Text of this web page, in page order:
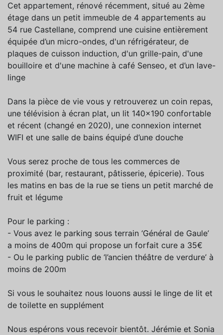
Cet appartement, rénové récemment, situé au 2ème
étage dans un petit immeuble de 4 appartements au
54 rue Castellane, comprend une cuisine entièrement
équipée d’un micro-ondes, d'un réfrigérateur, de
plaques de cuisson induction, d'un grille-pain, d'une
bouilloire et d'une machine à café Senseo, et d’un lave-
linge
Dans la pièce de vie vous y retrouverez un coin repas,
une télévision à écran plat, un lit 140x190 confortable
et récent (changé en 2020), une connexion internet
WIFI et une salle de bains équipé d’une douche
Vous serez proche de tous les commerces de
proximité (bar, restaurant, pâtisserie, épicerie). Tous
les matins en bas de la rue se tiens un petit marché de
fruit et légume
Pour le parking :
- Vous avez le parking sous terrain ‘Général de Gaule’
a moins de 400m qui propose un forfait cure a 35€
- Ou le parking public de ‘l’ancien théâtre de verdure’ à
moins de 200m
Si vous le souhaitez nous louons aussi le linge de lit et
de toilette en supplément
Nous espérons vous recevoir bientôt. Jérémie et Sonia